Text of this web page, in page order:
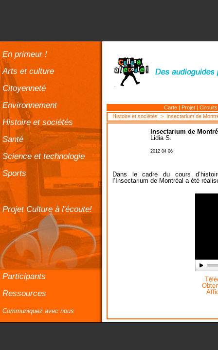
En primeur !
Arts et culture
Citoyenneté
Environnement
Histoire et sociétés
Santé
Science et technologie
Sports
Projet Culture à l'écoute!
Participants
Ressources
Communiquez avec nous
Carte | Projet |
Histoire et sociétés > Insectarium de
Insectarium de
Lidia S.
2012 04 06
Dans le cadre du cours
l’Insectarium de Montréal a été